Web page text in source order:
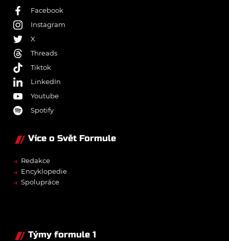
Facebook
Instagram
X
Threads
Tiktok
LinkedIn
Youtube
Spotify
Více o Svět Formule
→ Redakce
→ Encyklopedie
→ Spolupráce
Týmy formule 1